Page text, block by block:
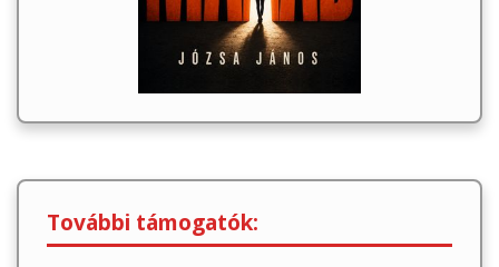
További támogatók: